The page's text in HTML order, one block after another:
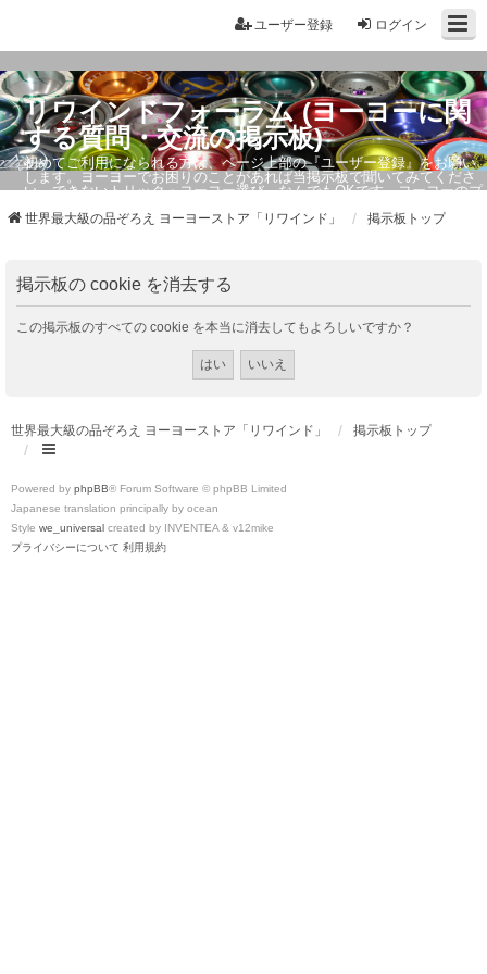
ログイン
ユーザー登録
リワインドフォーラム (ヨーヨーに関
する質問・交流の掲示板)
初めてご利用になられる方は、ページ上部の『ユーザー登録』をお願い
します。ヨーヨーでお困りのことがあれば当掲示板で聞いてみてくださ
い。できないトリック・ヨーヨー選び、なんでもOKです。ヨーヨーのプ
世界最大級の品ぞろえ ヨーヨーストア「リワインド」 掲示板トップ
掲示板の cookie を消去する
この掲示板のすべての cookie を本当に消去してもよろしいですか？
世界最大級の品ぞろえ ヨーヨーストア「リワインド」 掲示板トップ
Powered by phpBB® Forum Software © phpBB Limited
Japanese translation principally by ocean
Style we_universal created by INVENTEA & v12mike
プライバシーについて 利用規約